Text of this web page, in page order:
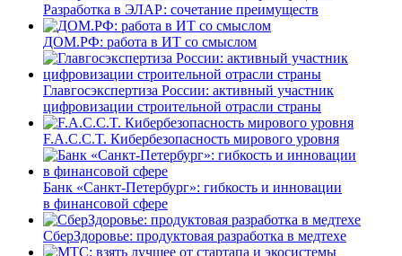
Разработка в ЭЛАР: сочетание преимуществ
ДОМ.РФ: работа в ИТ со смыслом
Главгосэкспертиза России: активный участник
цифровизации строительной отрасли страны
F.A.C.C.T. Кибербезопасность мирового уровня
Банк «Санкт-Петербург»: гибкость и инновации
в финансовой сфере
СберЗдоровье: продуктовая разработка в медтехе